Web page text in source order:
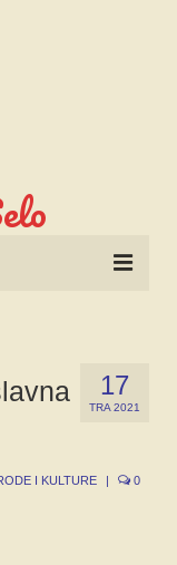
17
TRA 2021
I KULTURE | 0